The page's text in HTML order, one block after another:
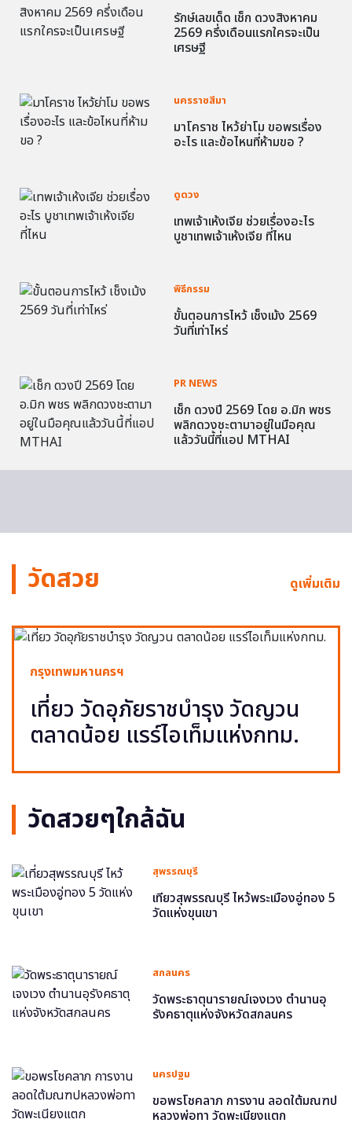
รักษ์เลขเด็ด เช็ก ดวงสิงหาคม
2569 ครึ่งเดือนแรกใครจะเป็น
เศรษฐี
นครราชสีมา
มาโคราช ไหว้ย่าโม ขอพรเรื่อง
อะไร และข้อไหนที่ห้ามขอ ?
ดูดวง
เทพเจ้าเห้งเจีย ช่วยเรื่องอะไร
บูชาเทพเจ้าเห้งเจีย ที่ไหน
พิธีกรรม
ขั้นตอนการไหว้ เช็งเม้ง 2569
วันที่เท่าไหร่
PR NEWS
เช็ก ดวงปี 2569 โดย อ.มิก พชร
พลิกดวงชะตามาอยู่ในมือคุณ
แล้ววันนี้ที่แอป MTHAI
วัดสวย ดูเพิ่มเติม
กรุงเทพมหานครฯ
เที่ยว วัดอุภัยราชบำรุง วัดญวน
ตลาดน้อย แรร์ไอเท็มแห่งกทม.
วัดสวยๆใกล้ฉัน
สุพรรณบุรี
เที่ยวสุพรรณบุรี ไหว้พระเมืองอู่ทอง 5
วัดแห่งขุนเขา
สกลนคร
วัดพระธาตุนารายณ์เจงเวง ตำนานอุ
รังคธาตุแห่งจังหวัดสกลนคร
นครปฐม
ขอพรโชคลาภ การงาน ลอดใต้มณฑป
หลวงพ่อทา วัดพะเนียงแตก